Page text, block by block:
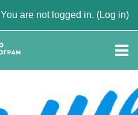
You are not logged in. (Log in)